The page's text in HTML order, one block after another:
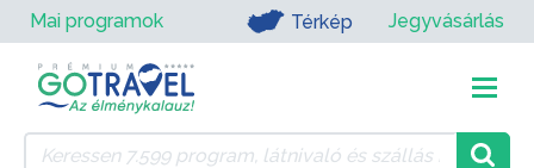
Mai programok Térkép Jegyvásárlás